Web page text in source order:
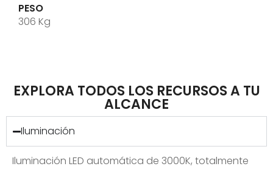
PESO
306 Kg
EXPLORA TODOS LOS RECURSOS A TU
ALCANCE
Iluminación
Iluminación LED automática de 3000K, totalmente